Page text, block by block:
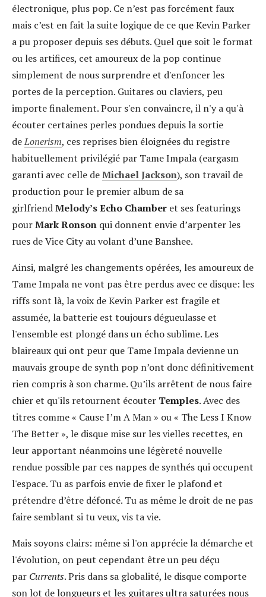
électronique, plus pop. Ce n’est pas forcément faux
mais c’est en fait la suite logique de ce que Kevin Parker
a pu proposer depuis ses débuts. Quel que soit le format
ou les artifices, cet amoureux de la pop continue
simplement de nous surprendre et d'enfoncer les
portes de la perception. Guitares ou claviers, peu
importe finalement. Pour s'en convaincre, il n'y a qu'à
écouter certaines perles pondues depuis la sortie
deLonerism, ces reprises bien éloignées du registre
habituellement privilégié par Tame Impala (eargasm
garanti avec celle deMichael Jackson), son travail de
production pour le premier album de sa
girlfriendMelody’s Echo Chamber et ses featurings
pourMark Ronson qui donnent envie d’arpenter les
rues de Vice City au volant d’une Banshee.
Ainsi, malgré les changements opérées, les amoureux de
Tame Impala ne vont pas être perdus avec ce disque: les
riffs sont là, la voix de Kevin Parker est fragile et
assumée, la batterie est toujours dégueulasse et
l'ensemble est plongé dans un écho sublime. Les
blaireaux qui ont peur que Tame Impala devienne un
mauvais groupe de synth pop n’ont donc définitivement
rien compris à son charme. Qu’ils arrêtent de nous faire
chier et qu'ils retournent écouter Temples. Avec des
titres comme « Cause I’m A Man » ou « The Less I Know
The Better », le disque mise sur les vielles recettes, en
leur apportant néanmoins une légèreté nouvelle
rendue possible par ces nappes de synthés qui occupent
l'espace. Tu as parfois envie de fixer le plafond et
prétendre d’être défoncé. Tu as même le droit de ne pas
faire semblant si tu veux, vis ta vie.
Mais soyons clairs: même si l'on apprécie la démarche et
l'évolution, on peut cependant être un peu déçu
par Currents. Pris dans sa globalité, le disque comporte
son lot de longueurs et les guitares ultra saturées nous